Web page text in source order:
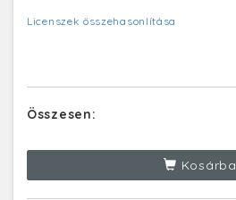
Licenszek összehasonlítása
Összesen:
Kosárba